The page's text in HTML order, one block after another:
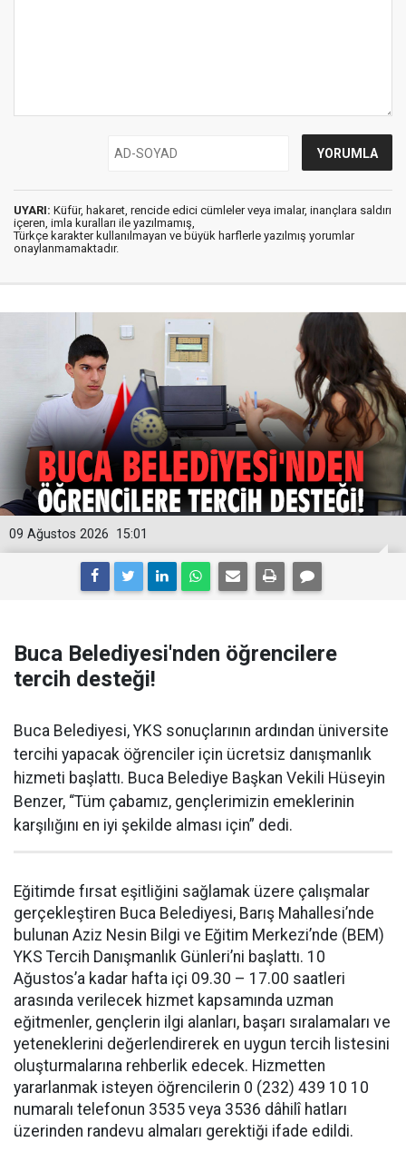
UYARI: Küfür, hakaret, rencide edici cümleler veya imalar, inançlara saldırı
içeren, imla kuralları ile yazılmamış,
Türkçe karakter kullanılmayan ve büyük harflerle yazılmış yorumlar
onaylanmamaktadır.
15:01
09 Ağustos 2026
Buca Belediyesi'nden öğrencilere
tercih desteği!
Buca Belediyesi, YKS sonuçlarının ardından üniversite
tercihi yapacak öğrenciler için ücretsiz danışmanlık
hizmeti başlattı. Buca Belediye Başkan Vekili Hüseyin
Benzer, “Tüm çabamız, gençlerimizin emeklerinin
karşılığını en iyi şekilde alması için” dedi.
Eğitimde fırsat eşitliğini sağlamak üzere çalışmalar
gerçekleştiren Buca Belediyesi, Barış Mahallesi’nde
bulunan Aziz Nesin Bilgi ve Eğitim Merkezi’nde (BEM)
YKS Tercih Danışmanlık Günleri’ni başlattı. 10
Ağustos’a kadar hafta içi 09.30 – 17.00 saatleri
arasında verilecek hizmet kapsamında uzman
eğitmenler, gençlerin ilgi alanları, başarı sıralamaları ve
yeteneklerini değerlendirerek en uygun tercih listesini
oluşturmalarına rehberlik edecek. Hizmetten
yararlanmak isteyen öğrencilerin 0 (232) 439 10 10
numaralı telefonun 3535 veya 3536 dâhilî hatları
üzerinden randevu almaları gerektiği ifade edildi.